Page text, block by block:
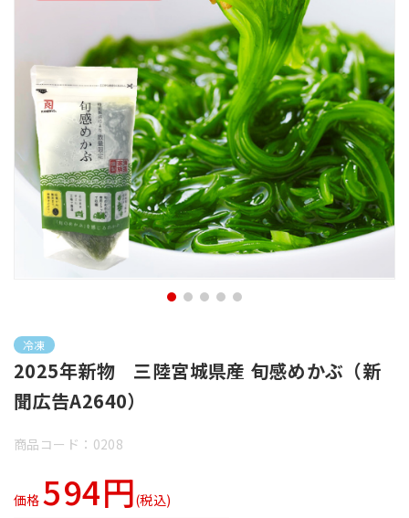
冷凍
2025年新物 三陸宮城県産 旬感めかぶ（新
聞広告A2640）
商品コード：0208
価格594円(税込)